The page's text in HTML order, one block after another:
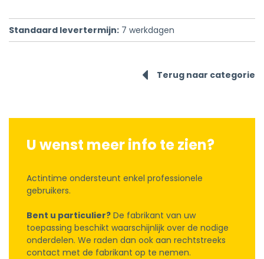
Standaard levertermijn: 7 werkdagen
Terug naar categorie
U wenst meer info te zien?
Actintime ondersteunt enkel professionele
gebruikers.
Bent u particulier? De fabrikant van uw
toepassing beschikt waarschijnlijk over de nodige
onderdelen. We raden dan ook aan rechtstreeks
contact met de fabrikant op te nemen.